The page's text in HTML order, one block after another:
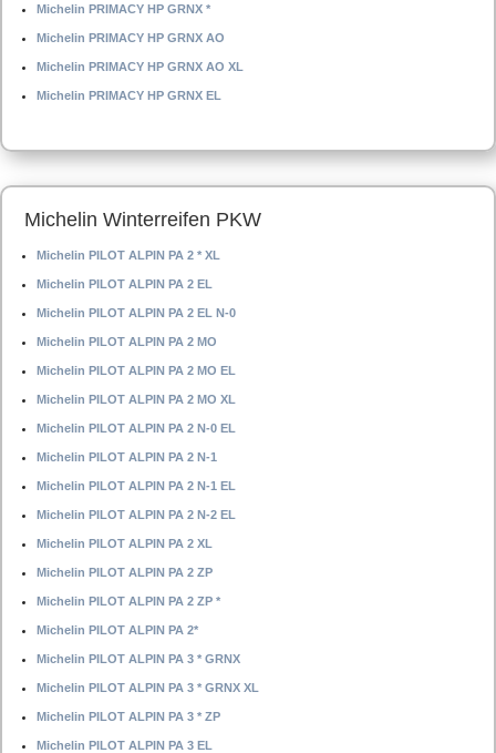
Michelin PRIMACY HP GRNX *
Michelin PRIMACY HP GRNX AO
Michelin PRIMACY HP GRNX AO XL
Michelin PRIMACY HP GRNX EL
Michelin Winterreifen PKW
Michelin PILOT ALPIN PA 2 * XL
Michelin PILOT ALPIN PA 2 EL
Michelin PILOT ALPIN PA 2 EL N-0
Michelin PILOT ALPIN PA 2 MO
Michelin PILOT ALPIN PA 2 MO EL
Michelin PILOT ALPIN PA 2 MO XL
Michelin PILOT ALPIN PA 2 N-0 EL
Michelin PILOT ALPIN PA 2 N-1
Michelin PILOT ALPIN PA 2 N-1 EL
Michelin PILOT ALPIN PA 2 N-2 EL
Michelin PILOT ALPIN PA 2 XL
Michelin PILOT ALPIN PA 2 ZP
Michelin PILOT ALPIN PA 2 ZP *
Michelin PILOT ALPIN PA 2*
Michelin PILOT ALPIN PA 3 * GRNX
Michelin PILOT ALPIN PA 3 * GRNX XL
Michelin PILOT ALPIN PA 3 * ZP
Michelin PILOT ALPIN PA 3 EL